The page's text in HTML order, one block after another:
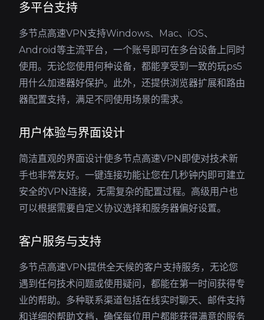
多平台支持
多节点高速VPN支持Windows、Mac、iOS、
Android等主流平台，一个账号即可在多台设备上同时
使用。无论您使用何种设备，都能享受到一致的玩ps5
用什么加速器好保护。此外，还提供浏览器扩展和路由
器配置支持，满足不同使用场景的需求。
用户体验与界面设计
简洁直观的界面设计使多节点高速VPN即使对技术新
手也非常友好。一键连接功能让您在几秒钟内即可建立
安全的VPN连接，无需复杂的配置过程。高级用户也
可以根据需要自定义协议选择和服务器偏好设置。
客户服务与支持
多节点高速VPN提供全天候的客户支持服务，无论您
遇到任何技术问题或使用疑问，都能在第一时间获得专
业的帮助。多种联系渠道包括在线实时聊天、邮件支持
和详细的帮助文档，确保每位用户都能获得满意的服务